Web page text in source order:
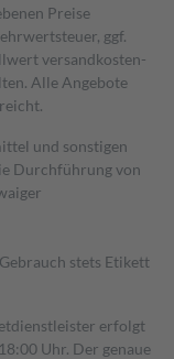
Preise
ggf.
versand­kosten­
Alle Angebote
und sonstigen
Durchführung von
stets Etikett
erfolgt
Uhr. Der genaue